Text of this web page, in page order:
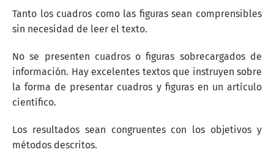
Tanto los cuadros como las figuras sean comprensibles
sin necesidad de leer el texto.
No se presenten cuadros o figuras sobrecargados de
información. Hay excelentes textos que instruyen sobre
la forma de presentar cuadros y figuras en un artículo
científico.
Los resultados sean congruentes con los objetivos y
métodos descritos.